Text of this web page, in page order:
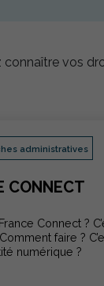
connaître vos
administratives
CONNECT
Connect ?
faire ?
numérique ?